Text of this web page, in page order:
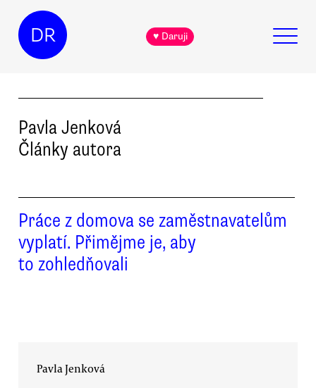
DR ♥ Daruji
PavlaJenková
Články autora
Práce z domova se zaměstnavatelům
vyplatí. Přimějme je, aby
to zohledňovali
Pavla Jenková